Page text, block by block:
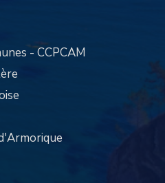
- CCPCAM